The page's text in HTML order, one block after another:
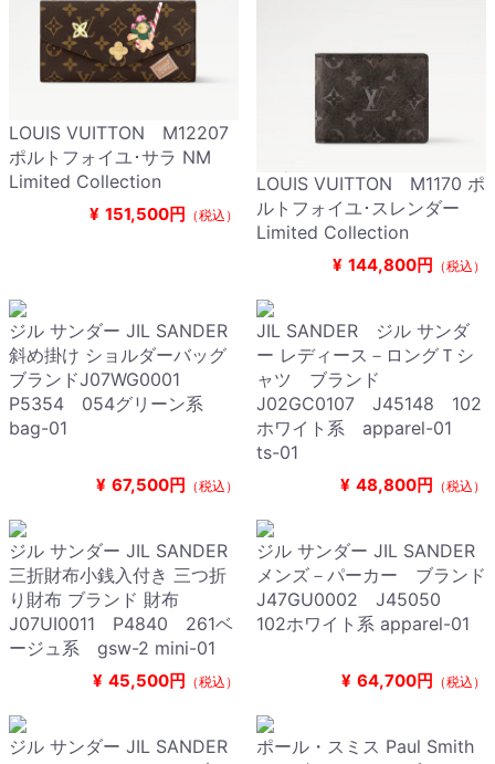
LOUIS VUITTON M12207
ポルトフォイユ･サラ NM
Limited Collection
¥ 151,500円 （税込）
LOUIS VUITTON M1170 ポ
ルトフォイユ･スレンダー
Limited Collection
¥ 144,800円 （税込）
ジル サンダー JIL SANDER
斜め掛け ショルダーバッグ
ブランドJ07WG0001
P5354 054グリーン系
bag-01
¥ 67,500円 （税込）
JIL SANDER ジル サンダ
ー レディース－ロングＴシ
ャツ ブランド
J02GC0107 J45148 102
ホワイト系 apparel-01
ts-01
¥ 48,800円 （税込）
ジル サンダー JIL SANDER
三折財布小銭入付き 三つ折
り財布 ブランド 財布
J07UI0011 P4840 261ベ
ージュ系 gsw-2 mini-01
¥ 45,500円 （税込）
ジル サンダー JIL SANDER
メンズ－パーカー ブランド
J47GU0002 J45050
102ホワイト系 apparel-01
¥ 64,700円 （税込）
ジル サンダー JIL SANDER
ポール・スミス Paul Smith